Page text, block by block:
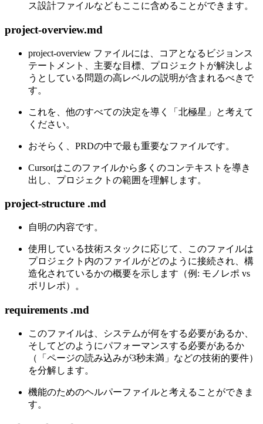
ス設計ファイルなどもここに含めることができます。
project-overview.md
project-overview ファイルには、コアとなるビジョンス
テートメント、主要な目標、プロジェクトが解決しよ
うとしている問題の高レベルの説明が含まれるべきで
す。
これを、他のすべての決定を導く「北極星」と考えて
ください。
おそらく、PRDの中で最も重要なファイルです。
Cursorはこのファイルから多くのコンテキストを導き
出し、プロジェクトの範囲を理解します。
project-structure .md
自明の内容です。
使用している技術スタックに応じて、このファイルは
プロジェクト内のファイルがどのように接続され、構
造化されているかの概要を示します（例: モノレポ vs
ポリレポ）。
requirements .md
このファイルは、システムが何をする必要があるか、
そしてどのようにパフォーマンスする必要があるか
（「ページの読み込みが3秒未満」などの技術的要件）
を分解します。
機能のためのヘルパーファイルと考えることができま
す。